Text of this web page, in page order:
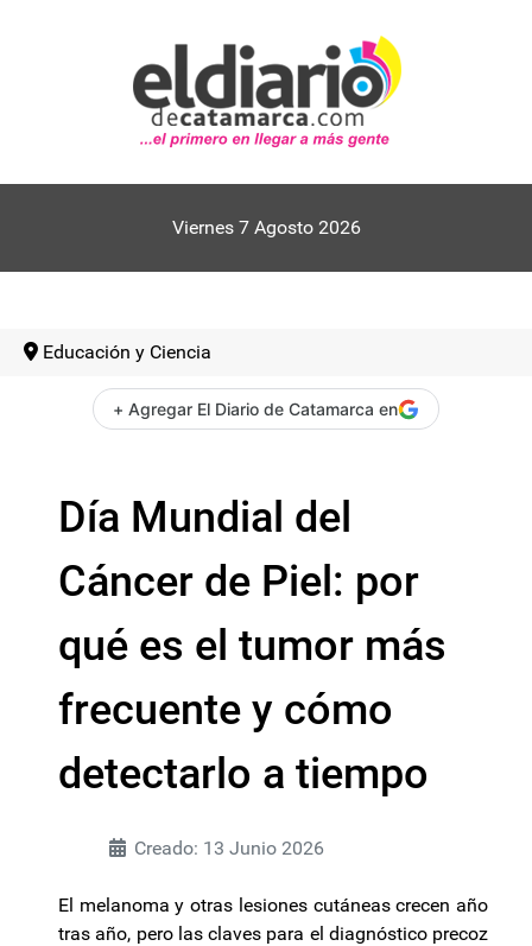
Viernes 7 Agosto 2026
Educación y Ciencia
+ Agregar El Diario de Catamarca en
Día Mundial del
Cáncer de Piel: por
qué es el tumor más
frecuente y cómo
detectarlo a tiempo
Creado: 13 Junio 2026
El melanoma y otras lesiones cutáneas crecen año
tras año, pero las claves para el diagnóstico precoz